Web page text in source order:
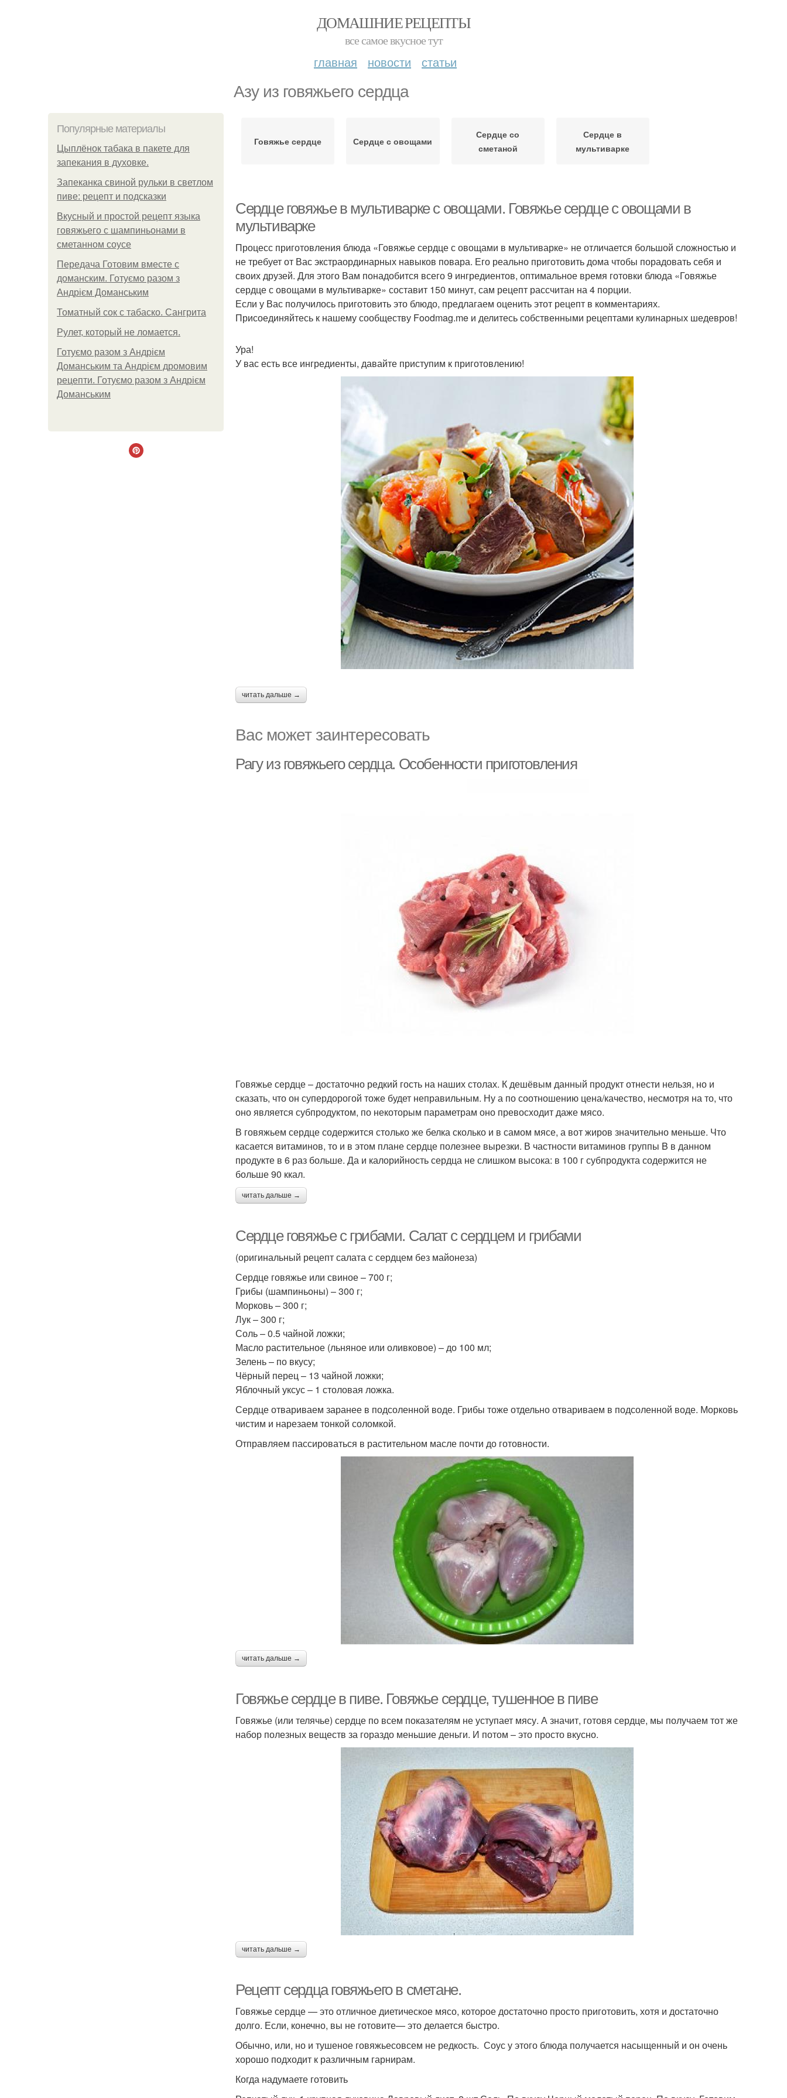
ДОМАШНИЕ РЕЦЕПТЫ
все самое вкусное тут
главная новости статьи
Азу из говяжьего сердца
Популярные материалы
Цыплёнок табака в пакете для
запекания в духовке.
Запеканка свиной рульки в светлом
пиве: рецепт и подсказки
Вкусный и простой рецепт языка
говяжьего с шампиньонами в
сметанном соусе
Передача Готовим вместе с
доманским. Готуємо разом з
Андрієм Доманським
Томатный сок с табаско. Сангрита
Рулет, который не ломается.
Готуємо разом з Андрієм
Доманським та Андрієм дромовим
рецепти. Готуємо разом з Андрієм
Доманським
Говяжье сердце Сердце с овощами
Сердце со
сметаной
Сердце в
мультиварке
Сердце говяжье в мультиварке с овощами. Говяжье сердце с овощами в
мультиварке
Процесс приготовления блюда «Говяжье сердце с овощами в мультиварке» не отличается большой сложностью и
не требует от Вас экстраординарных навыков повара. Его реально приготовить дома чтобы порадовать себя и
своих друзей. Для этого Вам понадобится всего 9 ингредиентов, оптимальное время готовки блюда «Говяжье
сердце с овощами в мультиварке» составит 150 минут, сам рецепт рассчитан на 4 порции.
Если у Вас получилось приготовить это блюдо, предлагаем оценить этот рецепт в комментариях.
Присоединяйтесь к нашему сообществу Foodmag.me и делитесь собственными рецептами кулинарных шедевров!
Ура!
У вас есть все ингредиенты, давайте приступим к приготовлению!
читать дальше →
Вас может заинтересовать
Рагу из говяжьего сердца. Особенности приготовления
Говяжье сердце – достаточно редкий гость на наших столах. К дешёвым данный продукт отнести нельзя, но и
сказать, что он супердорогой тоже будет неправильным. Ну а по соотношению цена/качество, несмотря на то, что
оно является субпродуктом, по некоторым параметрам оно превосходит даже мясо.
В говяжьем сердце содержится столько же белка сколько и в самом мясе, а вот жиров значительно меньше. Что
касается витаминов, то и в этом плане сердце полезнее вырезки. В частности витаминов группы B в данном
продукте в 6 раз больше. Да и калорийность сердца не слишком высока: в 100 г субпродукта содержится не
больше 90 ккал.
читать дальше →
Сердце говяжье с грибами. Салат с сердцем и грибами
(оригинальный рецепт салата с сердцем без майонеза)
Сердце говяжье или свиное – 700 г;
Грибы (шампиньоны) – 300 г;
Морковь – 300 г;
Лук – 300 г;
Соль – 0.5 чайной ложки;
Масло растительное (льняное или оливковое) – до 100 мл;
Зелень – по вкусу;
Чёрный перец – 13 чайной ложки;
Яблочный уксус – 1 столовая ложка.
Сердце отвариваем заранее в подсоленной воде. Грибы тоже отдельно отвариваем в подсоленной воде. Морковь
чистим и нарезаем тонкой соломкой.
Отправляем пассироваться в растительном масле почти до готовности.
читать дальше →
Говяжье сердце в пиве. Говяжье сердце, тушенное в пиве
Говяжье (или телячье) сердце по всем показателям не уступает мясу. А значит, готовя сердце, мы получаем тот же
набор полезных веществ за гораздо меньшие деньги. И потом – это просто вкусно.
читать дальше →
Рецепт сердца говяжьего в сметане.
Говяжье сердце — это отличное диетическое мясо, которое достаточно просто приготовить, хотя и достаточно
долго. Если, конечно, вы не готовите— это делается быстро.
Обычно, или, но и тушеное говяжьесовсем не редкость. Соус у этого блюда получается насыщенный и он очень
хорошо подходит к различным гарнирам.
Когда надумаете готовить